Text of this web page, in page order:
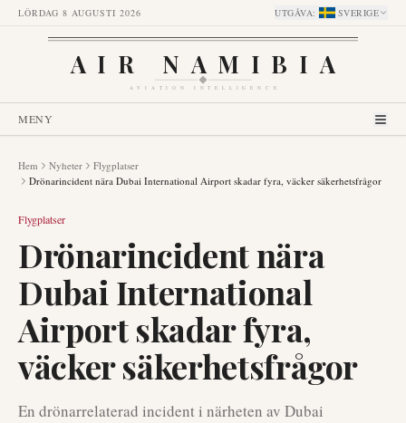
LÖRDAG 8 AUGUSTI 2026 UTGÅVA: SVERIGE
AIR NAMIBIA
AVIATION INTELLIGENCE
MENY
Hem Nyheter
Flygplatser
Drönarincident nära Dubai International Airport skadar fyra, väcker säkerhetsfrågor
Flygplatser
Drönarincident nära
Dubai International
Airport skadar fyra,
väcker säkerhetsfrågor
En drönarrelaterad incident i närheten av Dubai